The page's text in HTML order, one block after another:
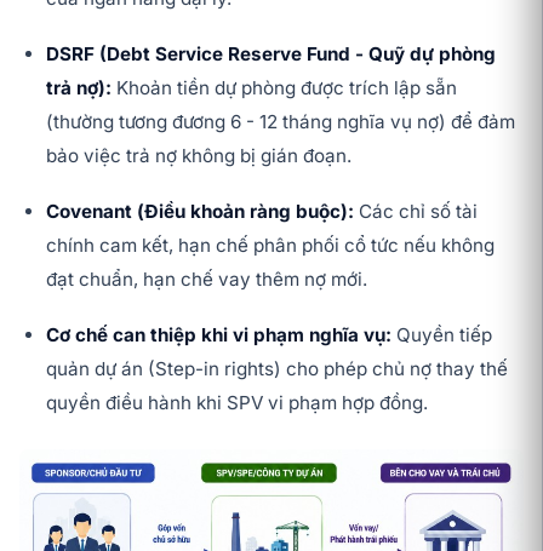
DSRF (Debt Service Reserve Fund - Quỹ dự phòng
trả nợ): Khoản tiền dự phòng được trích lập sẵn
(thường tương đương 6 - 12 tháng nghĩa vụ nợ) để đảm
bảo việc trả nợ không bị gián đoạn.
Covenant (Điều khoản ràng buộc): Các chỉ số tài
chính cam kết, hạn chế phân phối cổ tức nếu không
đạt chuẩn, hạn chế vay thêm nợ mới.
Cơ chế can thiệp khi vi phạm nghĩa vụ: Quyền tiếp
quản dự án (Step-in rights) cho phép chủ nợ thay thế
quyền điều hành khi SPV vi phạm hợp đồng.